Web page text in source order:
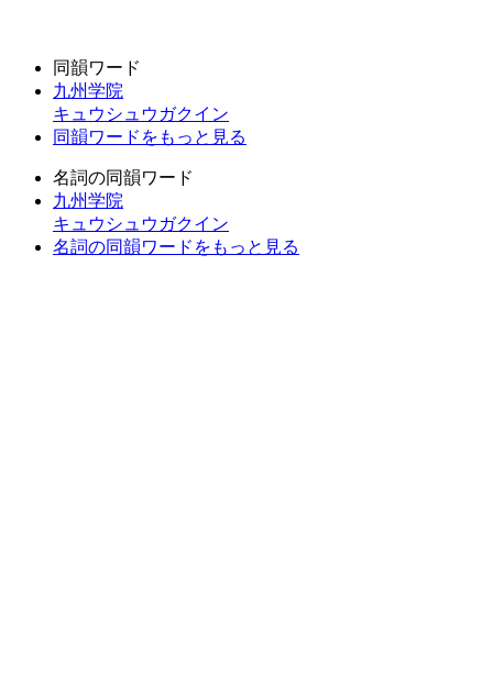
同韻ワード
九州学院
キュウシュウガクイン
同韻ワードをもっと見る
名詞の同韻ワード
九州学院
キュウシュウガクイン
名詞の同韻ワードをもっと見る